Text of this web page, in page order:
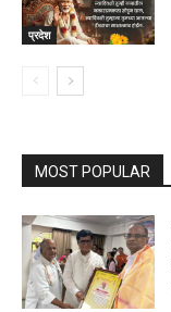
प्रदेश
MOST POPULAR